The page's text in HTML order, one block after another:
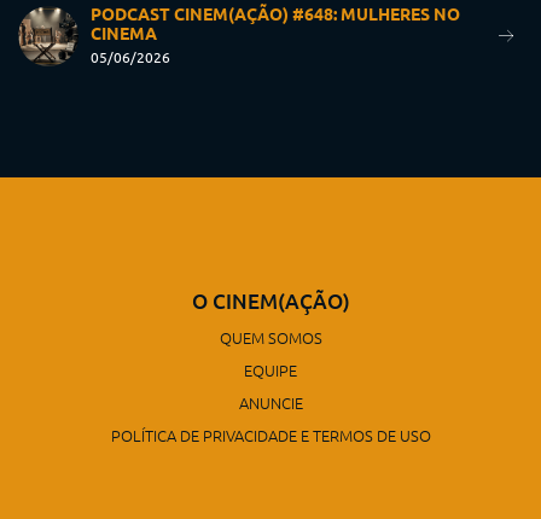
PODCAST CINEM(AÇÃO) #648: MULHERES NO
CINEMA
05/06/2026
O CINEM(AÇÃO)
QUEM SOMOS
EQUIPE
ANUNCIE
POLÍTICA DE PRIVACIDADE E TERMOS DE USO